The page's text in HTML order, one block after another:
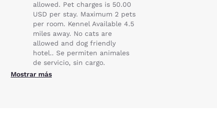
allowed. Pet charges is 50.00
USD per stay. Maximum 2 pets
per room. Kennel Available 4.5
miles away. No cats are
allowed and dog friendly
hotel.. Se permiten animales
de servicio, sin cargo.
Mostrar más